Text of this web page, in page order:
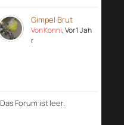
Gimpel Brut
Von Konni, Vor 1 Jah
r
Das Forum ist leer.